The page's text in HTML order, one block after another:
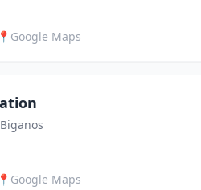
📍 Google Maps
📍 Google Maps